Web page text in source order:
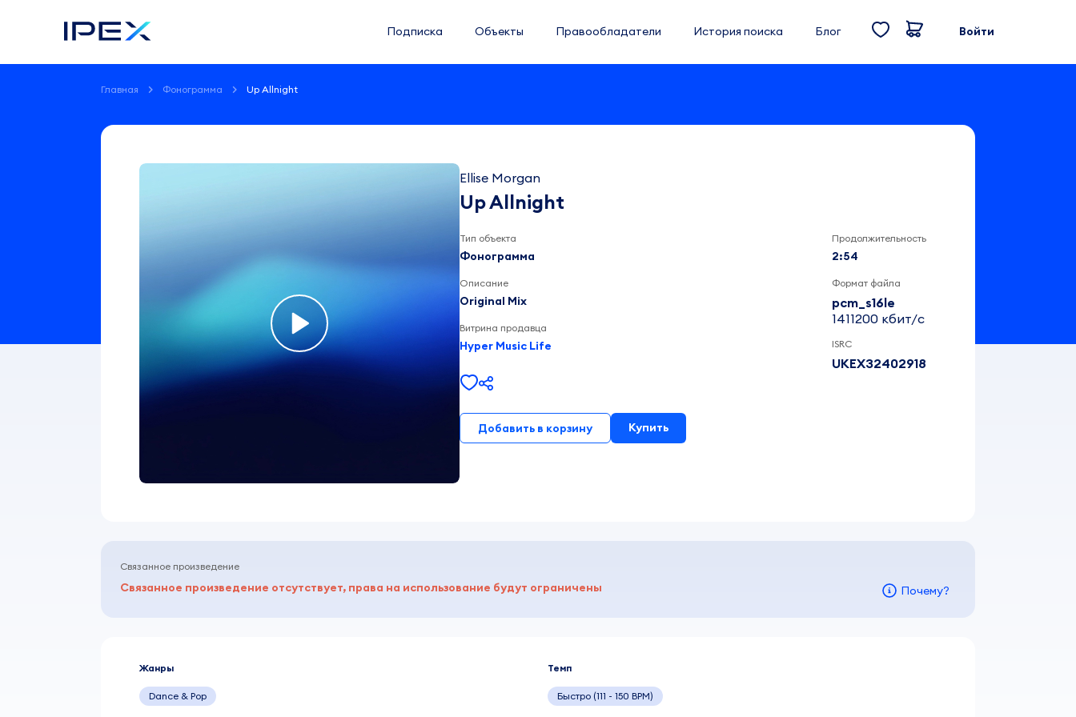
Подписка Объекты Правообладатели История поиска Блог Войти
Главная Фонограмма Up Allnight
Allnight
Ellise Morgan
Up Allnight
Тип объекта
Фонограмма
Описание
Original Mix
Витрина продавца
Hyper Music Life
Продолжительность
2:54
Формат файла
pcm_s16le
1411200 кбит/c
ISRC
UKEX32402918
Добавить в корзину Купить
Связанное произведение
Связанное произведение отсутствует, права на использование будут ограничены Почему?
Жанры
Dance & Pop
Темп
Быстро (111 - 150 BPM)